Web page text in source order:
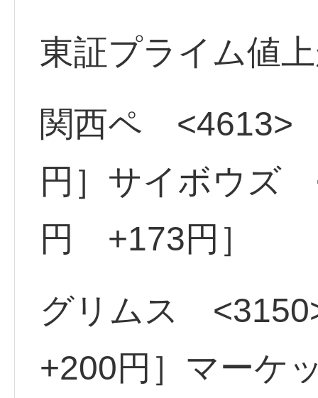
東証プライム値
関西ペ <4613>
円］サイボウズ
円 +173円］
グリムス
+200円］マーケ